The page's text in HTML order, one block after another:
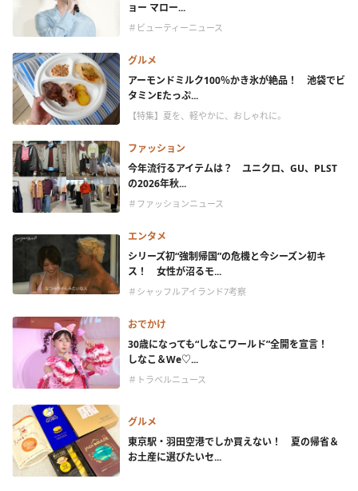
ョー マロー...
＃ビューティーニュース
グルメ
アーモンドミルク100％かき氷が絶品！ 池袋でビ
タミンEたっぷ...
【特集】夏を、軽やかに、おしゃれに。
ファッション
今年流行るアイテムは？ ユニクロ、GU、PLST
の2026年秋...
＃ファッションニュース
エンタメ
シリーズ初“強制帰国”の危機と今シーズン初キ
ス！ 女性が沼るモ...
＃シャッフルアイランド7考察
おでかけ
30歳になっても“しなこワールド”全開を宣言！
しなこ＆We♡...
＃トラベルニュース
グルメ
東京駅・羽田空港でしか買えない！ 夏の帰省＆
お土産に選びたいセ...